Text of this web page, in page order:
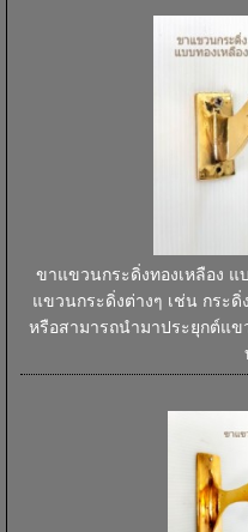
ขาแขวนกระดิ่งทองเหลือง
แขวนกระดิ่งต่างๆ เช่น กระดิ่
หรือสามารถนำมาประยุกต์แ